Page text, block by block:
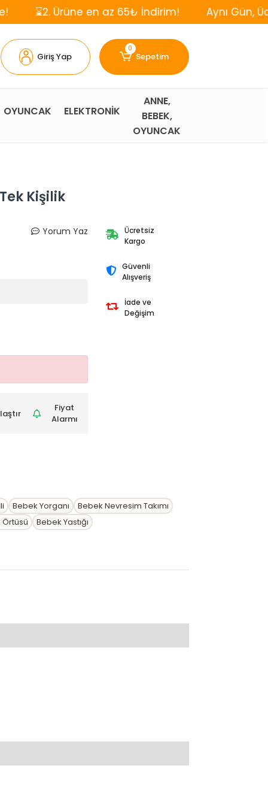
en az 65₺ İndirim! Aynı Gün, Ücretsiz
Giriş Yap
0
Sepetim
OYUNCAK ELEKTRONİK
ANNE,
BEBEK,
OYUNCAK
Kişilik
Yorum Yaz
Fiyat
Alarmı
Ücretsiz
Kargo
Güvenli
Alışveriş
İade ve
Değişim
Bebek Yorganı
Bebek Nevresim Takımı
Örtüsü Bebek Yastığı